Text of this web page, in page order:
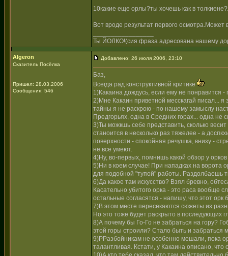
10какие еще орлы?ты хочешь как в
Вот вроде результат первого осмотра.Может
Ты ЙОЛКО!(сия фраза адресована нашему
Algeron
Сказитель Посёлка
Пришел: 28.03.2006
Сообщения: 546
Добавлено: 26 июля 2006, 23:10
Баз,
Всегда рад конструктивной критике
1)Какаина дождусь, если ему не понравится
2)Мне Какаин приветной месскагай писал...
тайны я не раскрою - по нашему замыслу
Предгорьях, одна в Средних горах... одна не
3)Ты можкшь себе представить, сколько
станоится в несколько раз тяжелее - а
поверхности - спокойная речушка, внизу -
не все умеют.
4)Ну, во-первых, помнишь какой обзор у
5)Ни в коем случае! При нападках на ворота
для подобной "тупой" работы. Раздолбаешь
6)Да какое там искусство? Взял бревно,
Касательно убитого орка - это раса вообще
остальные согласятся - напишу, что этот
7)В этом месте пересекаются сюжеты из
Но это тоже будет раскрыто в последующих
8)А почему бы Го-Го не забраться на гору?
этой горы строили? Стало быть и забраться
9)РРазбойникам не особенно мешали, пока
талантливая. Кстати, у Какаина описано,